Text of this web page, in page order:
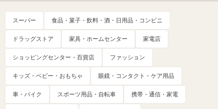
スーパー 食品・菓子・飲料・酒・日用品・コンビニ
ドラッグストア 家具・ホームセンター 家電店
ショッピングセンター・百貨店 ファッション
キッズ・ベビー・おもちゃ 眼鏡・コンタクト・ケア用品
車・バイク スポーツ用品・自転車 携帯・通信・家電